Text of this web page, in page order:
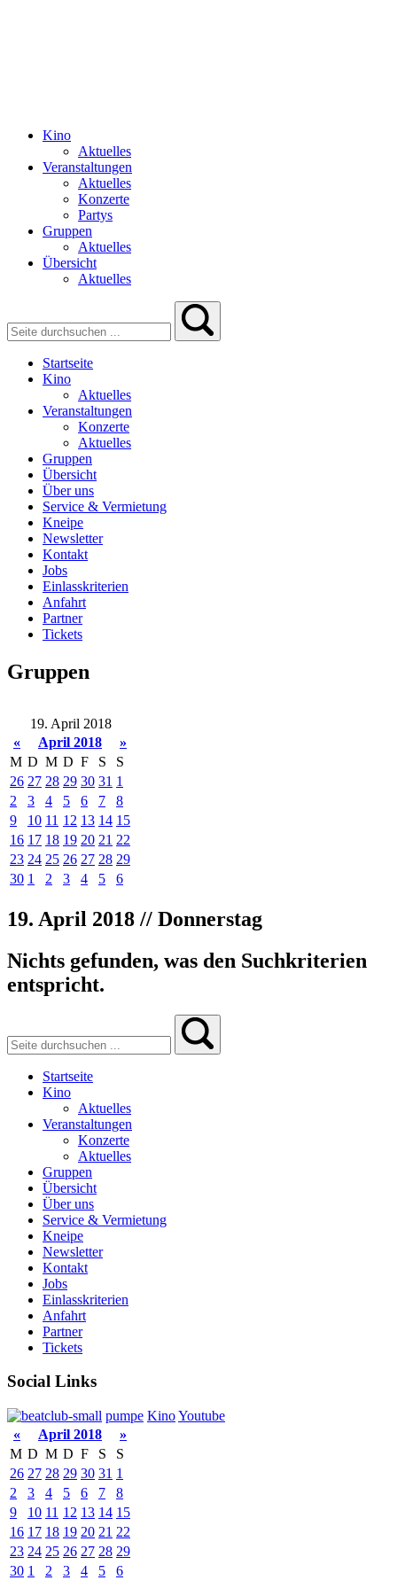
Kino
Aktuelles
Veranstaltungen
Aktuelles
Konzerte
Partys
Gruppen
Aktuelles
Übersicht
Aktuelles
Startseite
Kino
Aktuelles
Veranstaltungen
Konzerte
Aktuelles
Gruppen
Übersicht
Über uns
Service & Vermietung
Kneipe
Newsletter
Kontakt
Jobs
Einlasskriterien
Anfahrt
Partner
Tickets
Gruppen
19. April 2018
«
April 2018
»
M D M D F S
S
26 27 28 29 30 31 1
2
3 4 5 6 7
8
9
10 11 12 13 14 15
16 17 18 19 20 21 22
23 24 25 26 27 28 29
30 1 2 3 4 5 6
19. April 2018 // Donnerstag
Nichts gefunden, was den Suchkriterien
entspricht.
Startseite
Kino
Aktuelles
Veranstaltungen
Konzerte
Aktuelles
Gruppen
Übersicht
Über uns
Service & Vermietung
Kneipe
Newsletter
Kontakt
Jobs
Einlasskriterien
Anfahrt
Partner
Tickets
Social Links
pumpe KinoYoutube
«
April 2018
»
M D M D F S
S
26 27 28 29 30 31 1
2
3 4 5 6 7
8
9
10 11 12 13 14 15
16 17 18 19 20 21 22
23 24 25 26 27 28 29
30 1 2 3 4 5 6